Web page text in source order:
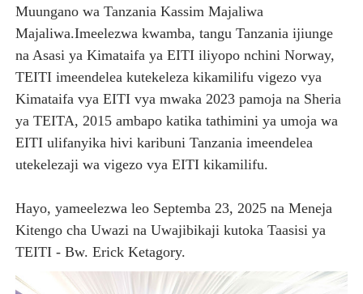
Muungano wa Tanzania Kassim Majaliwa
Majaliwa.Imeelezwa kwamba, tangu Tanzania ijiunge
na Asasi ya Kimataifa ya EITI iliyopo nchini Norway,
TEITI imeendelea kutekeleza kikamilifu vigezo vya
Kimataifa vya EITI vya mwaka 2023 pamoja na Sheria
ya TEITA, 2015 ambapo katika tathimini ya umoja wa
EITI ulifanyika hivi karibuni Tanzania imeendelea
utekelezaji wa vigezo vya EITI kikamilifu.
Hayo, yameelezwa leo Septemba 23, 2025 na Meneja
Kitengo cha Uwazi na Uwajibikaji kutoka Taasisi ya
TEITI - Bw. Erick Ketagory.